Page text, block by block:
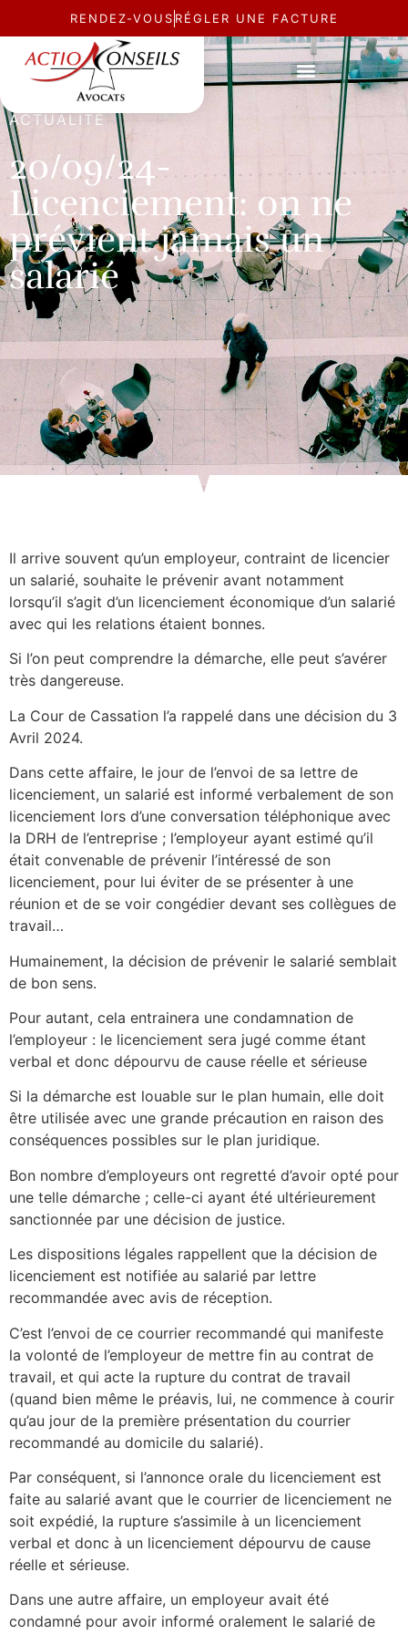
RENDEZ-VOUS RÉGLER UNE FACTURE
ACTUALITÉ
20/09/24-
Licenciement: on ne
prévient jamais un
salarié
Il arrive souvent qu’un employeur, contraint de licencier
un salarié, souhaite le prévenir avant notamment
lorsqu’il s’agit d’un licenciement économique d’un salarié
avec qui les relations étaient bonnes.
Si l’on peut comprendre la démarche, elle peut s’avérer
très dangereuse.
La Cour de Cassation l’a rappelé dans une décision du 3
Avril 2024.
Dans cette affaire, le jour de l’envoi de sa lettre de
licenciement, un salarié est informé verbalement de son
licenciement lors d’une conversation téléphonique avec
la DRH de l’entreprise ; l’employeur ayant estimé qu’il
était convenable de prévenir l’intéressé de son
licenciement, pour lui éviter de se présenter à une
réunion et de se voir congédier devant ses collègues de
travail…
Humainement, la décision de prévenir le salarié semblait
de bon sens.
Pour autant, cela entrainera une condamnation de
l’employeur : le licenciement sera jugé comme étant
verbal et donc dépourvu de cause réelle et sérieuse
Si la démarche est louable sur le plan humain, elle doit
être utilisée avec une grande précaution en raison des
conséquences possibles sur le plan juridique.
Bon nombre d’employeurs ont regretté d’avoir opté pour
une telle démarche ; celle-ci ayant été ultérieurement
sanctionnée par une décision de justice.
Les dispositions légales rappellent que la décision de
licenciement est notifiée au salarié par lettre
recommandée avec avis de réception.
C’est l’envoi de ce courrier recommandé qui manifeste
la volonté de l’employeur de mettre fin au contrat de
travail, et qui acte la rupture du contrat de travail
(quand bien même le préavis, lui, ne commence à courir
qu’au jour de la première présentation du courrier
recommandé au domicile du salarié).
Par conséquent, si l’annonce orale du licenciement est
faite au salarié avant que le courrier de licenciement ne
soit expédié, la rupture s’assimile à un licenciement
verbal et donc à un licenciement dépourvu de cause
réelle et sérieuse.
Dans une autre affaire, un employeur avait été
condamné pour avoir informé oralement le salarié de